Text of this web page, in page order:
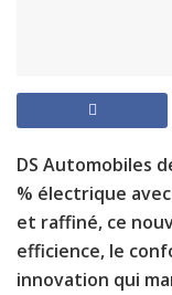
DS Automobiles
% électrique
et raffiné, ce
efficience, le
innovation qui